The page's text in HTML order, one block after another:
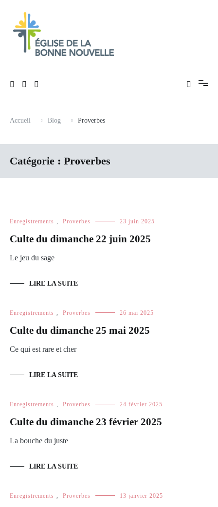
contenu
Accueil Blog Proverbes
Catégorie : Proverbes
Enregistrements , Proverbes 23 juin 2025
Culte du dimanche 22 juin 2025
Le jeu du sage
LIRE LA SUITE
Enregistrements , Proverbes 26 mai 2025
Culte du dimanche 25 mai 2025
Ce qui est rare et cher
LIRE LA SUITE
Enregistrements , Proverbes 24 février 2025
Culte du dimanche 23 février 2025
La bouche du juste
LIRE LA SUITE
Enregistrements , Proverbes 13 janvier 2025